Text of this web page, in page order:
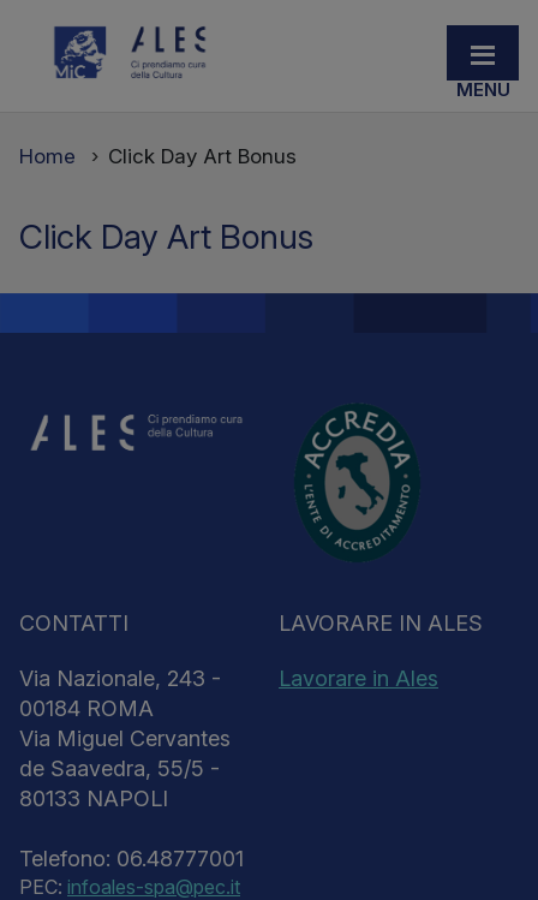
Home Click Day Art Bonus
Click Day Art Bonus
CONTATTI
Via Nazionale, 243 -
00184 ROMA
Via Miguel Cervantes
de Saavedra, 55/5 -
80133 NAPOLI
Telefono: 06.48777001
PEC: infoales-spa@pec.it
LAVORARE IN ALES
Lavorare in Ales